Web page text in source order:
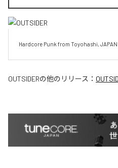
Hardcore Punk from Toyohashi, JAPAN
OUTSIDERの他のリリース：